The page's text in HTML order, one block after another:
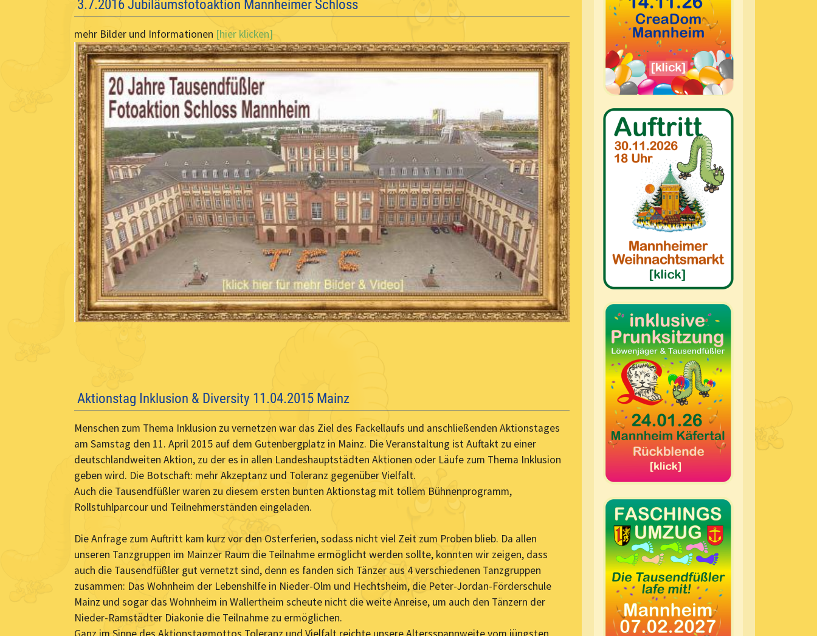
3.7.2016 Jubiläumsfotoaktion Mannheimer Schloss
mehr Bilder und Informationen [hier klicken]
Aktionstag Inklusion & Diversity 11.04.2015 Mainz
Menschen zum Thema Inklusion zu vernetzen war das Ziel des Fackellaufs und anschließenden Aktionstages
am Samstag den 11. April 2015 auf dem Gutenbergplatz in Mainz. Die Veranstaltung ist Auftakt zu einer
deutschlandweiten Aktion, zu der es in allen Landeshauptstädten Aktionen oder Läufe zum Thema Inklusion
geben wird. Die Botschaft: mehr Akzeptanz und Toleranz gegenüber Vielfalt.
Auch die Tausendfüßler waren zu diesem ersten bunten Aktionstag mit tollem Bühnenprogramm,
Rollstuhlparcour und Teilnehmerständen eingeladen.
Die Anfrage zum Auftritt kam kurz vor den Osterferien, sodass nicht viel Zeit zum Proben blieb. Da allen
unseren Tanzgruppen im Mainzer Raum die Teilnahme ermöglicht werden sollte, konnten wir zeigen, dass
auch die Tausendfüßler gut vernetzt sind, denn es fanden sich Tänzer aus 4 verschiedenen Tanzgruppen
zusammen: Das Wohnheim der Lebenshilfe in Nieder-Olm und Hechtsheim, die Peter-Jordan-Förderschule
Mainz und sogar das Wohnheim in Wallertheim scheute nicht die weite Anreise, um auch den Tänzern der
Nieder-Ramstädter Diakonie die Teilnahme zu ermöglichen.